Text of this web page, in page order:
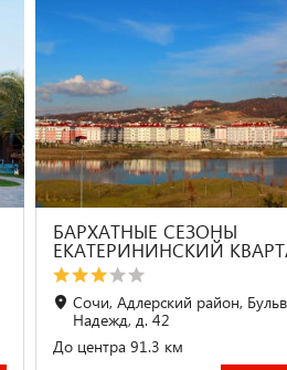
БАРХАТНЫЕ СЕЗОНЫ
ЕКАТЕРИНИНСКИЙ
Сочи, Адлерский район,
Надежд, д. 42
До центра 91.3 км